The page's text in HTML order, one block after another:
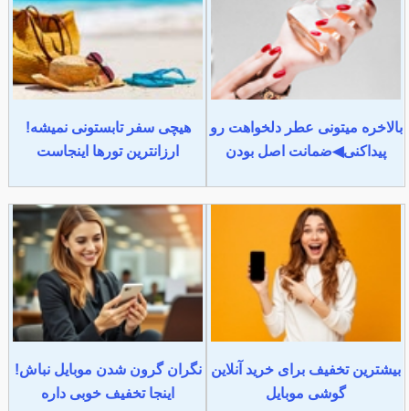
بالاخره میتونی عطر دلخواهت رو
پیداکنی◀ضمانت اصل بودن
هیچی سفر تابستونی نمیشه!
ارزانترین تورها اینجاست
بیشترین تخفیف برای خرید آنلاین
گوشی موبایل
نگران گرون شدن موبایل نباش!
اینجا تخفیف خوبی داره